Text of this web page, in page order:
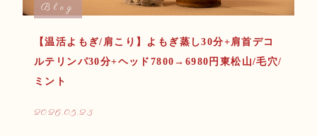
Blog
【温活よもぎ/肩こり】よもぎ蒸し30分+肩首デコ
ルテリンパ30分+ヘッド7800→6980円東松山/毛穴/
ミント
2026.05.23